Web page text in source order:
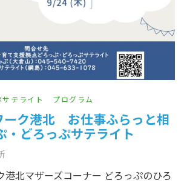
サテライト プログラム
ーク港北 お仕事ふらっと相
・どろっぷサテライト
港北マザーズコーナー どろっぷのひろ